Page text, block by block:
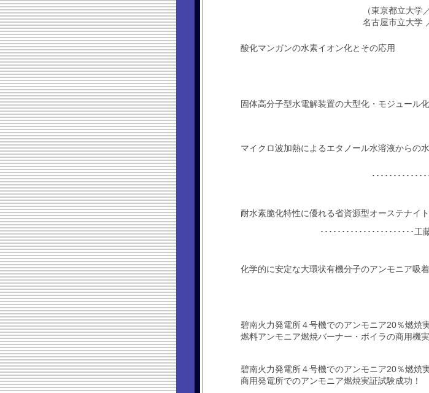
（東京都立大
名古屋市立大学
酸化マンガンの水素イオン化とその応用
固体高分子型水電解装置の大型化・モジュール
マイクロ波加熱によるエタノール水溶液からの
･･････････
耐水素脆化特性に優れる省資源型オーステナイ
････････････････････
化学的に安定な大環状有機分子のアンモニア吸
碧南火力発電所４号機でのアンモニア20％燃焼
燃料アンモニア燃焼バーナー・ボイラの商用機
碧南火力発電所４号機でのアンモニア20％燃焼
商用発電所でのアンモニア燃焼実証試験成功！